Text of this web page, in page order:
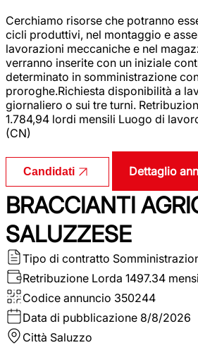
Cerchiamo risorse che potranno
cicli produttivi, nel montaggio e
lavorazioni meccaniche e nel
verranno inserite con un iniziale
determinato in somministrazione
proroghe.Richiesta disponibilità a
giornaliero o sui tre turni.
1.784,94 lordi mensili Luogo di
(CN)
Candidati Dettaglio
BRACCIANTI
SALUZZESE
Tipo di contratto
Retribuzione Lorda 1497.34
Codice annuncio 350244
Data di pubblicazione 8/8/2026
Città Saluzzo